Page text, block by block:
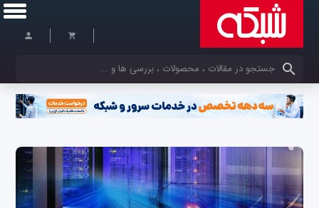
کلمات کلیدی خود را وارد کنید